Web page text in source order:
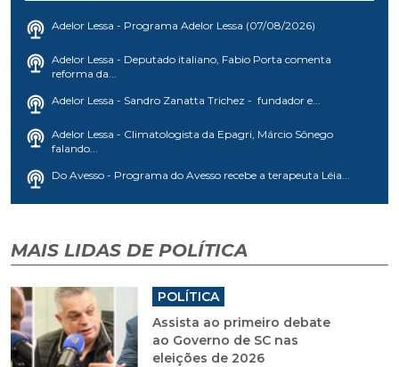
Adelor Lessa - Programa Adelor Lessa (07/08/2026)
Adelor Lessa - Deputado italiano, Fabio Porta comenta
reforma da...
Adelor Lessa - Sandro Zanatta Trichez - fundador e...
Adelor Lessa - Climatologista da Epagri, Márcio Sônego
falando...
Do Avesso - Programa do Avesso recebe a terapeuta Léia...
MAIS LIDAS DE POLÍTICA
POLÍTICA
Assista ao primeiro debate
ao Governo de SC nas
eleições de 2026